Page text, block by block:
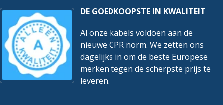
DE GOEDKOOPSTE IN KWALITEIT
Al onze kabels voldoen aan de
nieuwe CPR norm. We zetten ons
dagelijks in om de beste Europese
merken tegen de scherpste prijs te
leveren.